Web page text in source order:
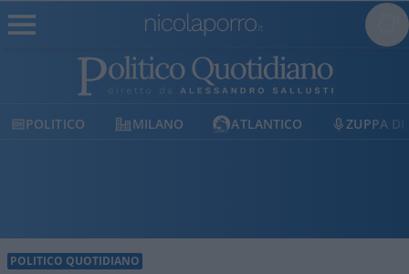
MILANO ATLANTICO ZUPPA DI PORRO
POLITICO QUOTIDIANO